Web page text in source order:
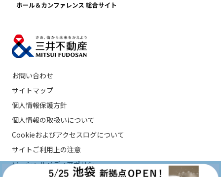
お問い合わせ
サイトマップ
個人情報保護方針
個人情報の取扱いについて
Cookieおよびアクセスログについて
サイトご利用上の注意
ソーシャルメディアポリシー